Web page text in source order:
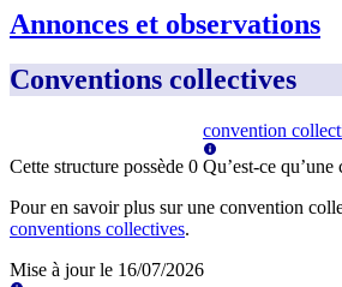
Annonces et observations
Conventions collectives
Cette structure possède 0
convention
Qu’est-ce
Pour en savoir plus sur une convention
conventions collectives.
Mise à jour le 16/07/2026